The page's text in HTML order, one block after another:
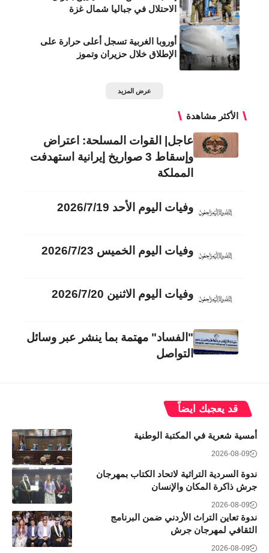
الاحتلال في جباليا شمال غزة
أوروبا الغربية تسجل أعلى حرارة على
الإطلاق خلال حزيران وتموز
عرض المزيد
الأكثر مشاهدة
عاجل| القوات المسلحة: اعتراض
وإسقاط 3 صواريخ إيرانية استهدفت
المملكة
وفيات اليوم الأحد 2026/7/19
وفيات اليوم الخميس 2026/7/23
وفيات اليوم الاثنين 2026/7/20
"الفساد" مهتمة بما ينشر عبر وسائل
التواصل
قد يعجبك ايضاً
أمسية شعرية في المكتبة الوطنية
2026-08-09
ندوة السردية التراثية لاتحاد الكتاب بمهرجان
جرش ذاكرة المكان والإنسان
2026-08-09
ندوة تعاين التراث الأردني ضمن البرنامج
الثقافي لمهرجان جرش
2026-08-09